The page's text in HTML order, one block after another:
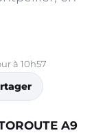
à 10h57
A9